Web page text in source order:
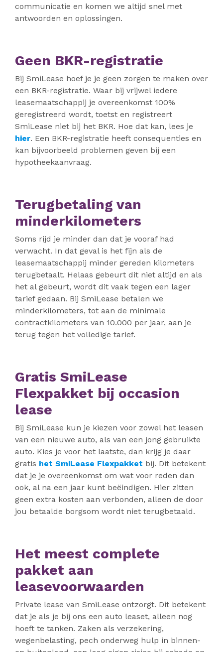
communicatie en komen we altijd snel met
antwoorden en oplossingen.
Geen BKR-registratie
Bij SmiLease hoef je je geen zorgen te maken over
een BKR-registratie. Waar bij vrijwel iedere
leasemaatschappij je overeenkomst 100%
geregistreerd wordt, toetst en registreert
SmiLease niet bij het BKR. Hoe dat kan, lees je
hier. Een BKR-registratie heeft consequenties en
kan bijvoorbeeld problemen geven bij een
hypotheekaanvraag.
Terugbetaling van
minderkilometers
Soms rijd je minder dan dat je vooraf had
verwacht. In dat geval is het fijn als de
leasemaatschappij minder gereden kilometers
terugbetaalt. Helaas gebeurt dit niet altijd en als
het al gebeurt, wordt dit vaak tegen een lager
tarief gedaan. Bij SmiLease betalen we
minderkilometers, tot aan de minimale
contractkilometers van 10.000 per jaar, aan je
terug tegen het volledige tarief.
Gratis SmiLease
Flexpakket bij occasion
lease
Bij SmiLease kun je kiezen voor zowel het leasen
van een nieuwe auto, als van een jong gebruikte
auto. Kies je voor het laatste, dan krijg je daar
gratis het SmiLease Flexpakket bij. Dit betekent
dat je je overeenkomst om wat voor reden dan
ook, al na een jaar kunt beëindigen. Hier zitten
geen extra kosten aan verbonden, alleen de door
jou betaalde borgsom wordt niet terugbetaald.
Het meest complete
pakket aan
leasevoorwaarden
Private lease van SmiLease ontzorgt. Dit betekent
dat je als je bij ons een auto leaset, alleen nog
hoeft te tanken. Zaken als verzekering,
wegenbelasting, pech onderweg hulp in binnen-